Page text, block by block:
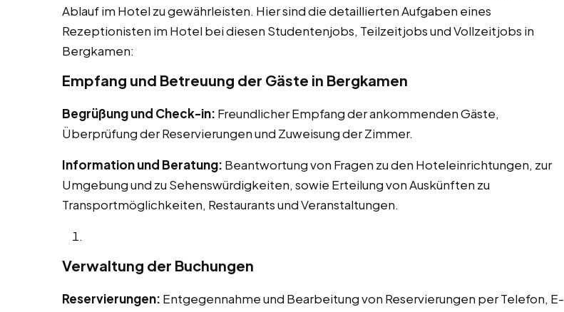
Ablauf im Hotel zu gewährleisten. Hier sind die detaillierten Aufgaben eines
Rezeptionisten im Hotel bei diesen Studentenjobs, Teilzeitjobs und Vollzeitjobs in
Bergkamen:
Empfang und Betreuung der Gäste in Bergkamen
Begrüßung und Check-in: Freundlicher Empfang der ankommenden Gäste,
Überprüfung der Reservierungen und Zuweisung der Zimmer.
Information und Beratung: Beantwortung von Fragen zu den Hoteleinrichtungen, zur
Umgebung und zu Sehenswürdigkeiten, sowie Erteilung von Auskünften zu
Transportmöglichkeiten, Restaurants und Veranstaltungen.
Verwaltung der Buchungen
Reservierungen: Entgegennahme und Bearbeitung von Reservierungen per Telefon, E-